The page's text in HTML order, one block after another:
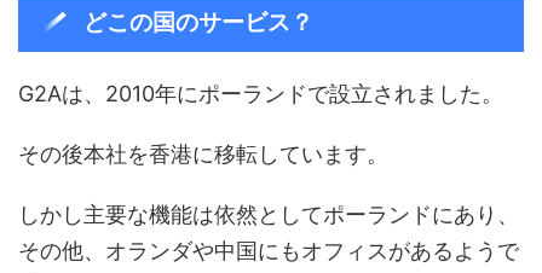
どこの国のサービス？
G2Aは、2010年にポーランドで設立されました。
その後本社を香港に移転しています。
しかし主要な機能は依然としてポーランドにあり、
その他、オランダや中国にもオフィスがあるようで